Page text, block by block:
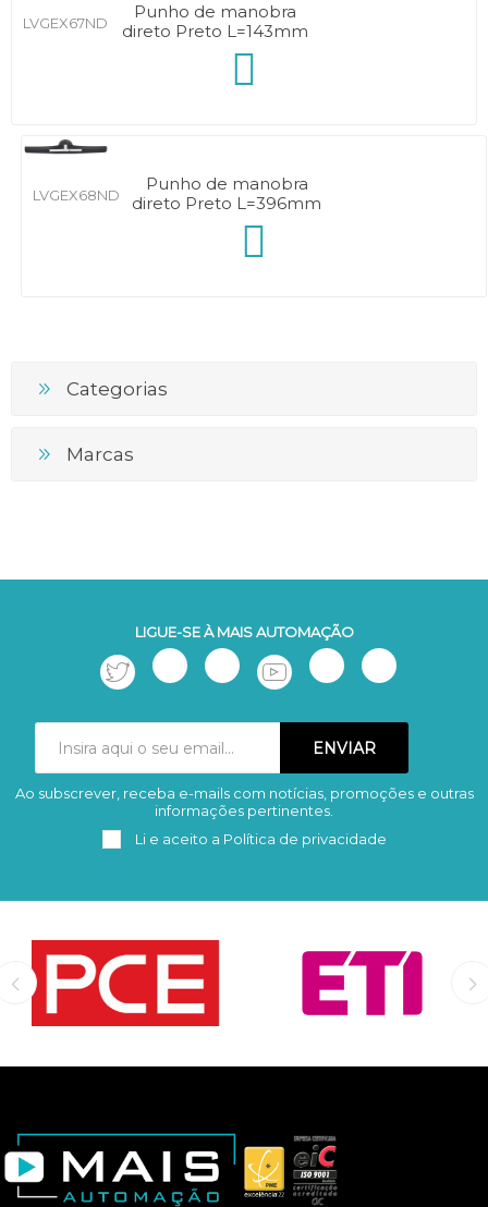
LVGEX67ND
Punho de manobra
direto Preto L=143mm
LVGEX68ND
Punho de manobra
direto Preto L=396mm
Categorias
Marcas
LIGUE-SE À MAIS AUTOMAÇÃO
Subscrever Remover
Ao subscrever, receba e-mails com notícias, promoções e outras
informações pertinentes.
Li e aceito a Política de privacidade